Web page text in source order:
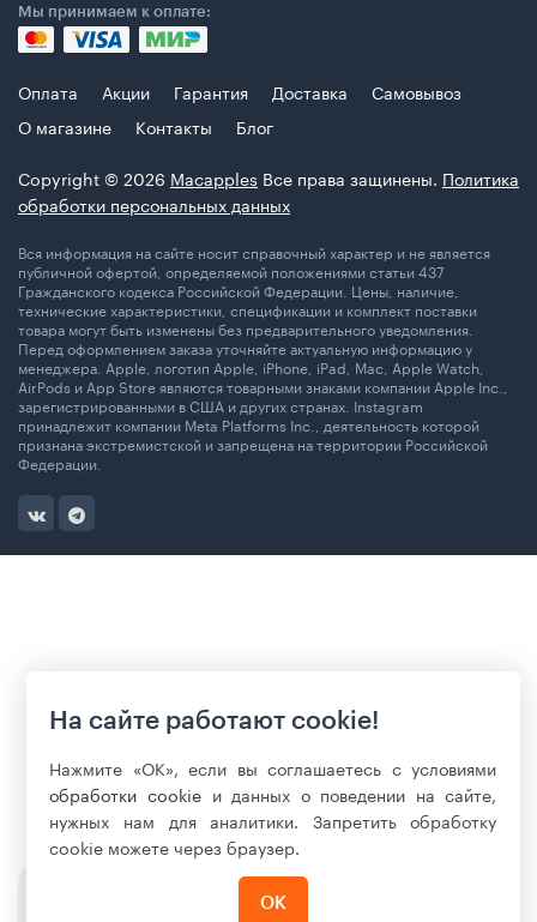
Мы принимаем к оплате:
Оплата Акции Гарантия Доставка
Самовывоз
О магазине
Контакты
Блог
Copyright © 2026 Macapples Все права защинены. Политика
обработки персональных данных
Вся информация на сайте носит справочный характер и не является
публичной офертой, определяемой положениями статьи 437
Гражданского кодекса Российской Федерации. Цены, наличие,
технические характеристики, спецификации и комплект поставки
товара могут быть изменены без предварительного уведомления.
Перед оформлением заказа уточняйте актуальную информацию у
менеджера. Apple, логотип Apple, iPhone, iPad, Mac, Apple Watch,
AirPods и App Store являются товарными знаками компании Apple Inc.,
зарегистрированными в США и других странах. Instagram
принадлежит компании Meta Platforms Inc., деятельность которой
признана экстремистской и запрещена на территории Российской
Федерации.
На сайте работают cookie!
Нажмите «ОК», если вы соглашаетесь с условиями
обработки cookie и данных о поведении на сайте,
нужных нам для аналитики. Запретить обработку
cookie можете через браузер.
ОК